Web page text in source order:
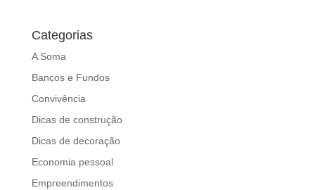
Categorias
A Soma
Bancos e Fundos
Convivência
Dicas de construção
Dicas de decoração
Economia pessoal
Empreendimentos